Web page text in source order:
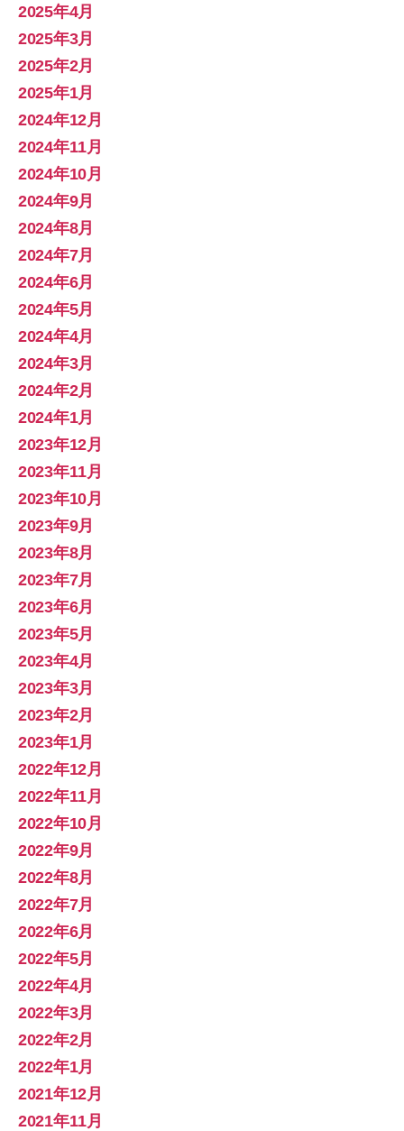
2025年4月
2025年3月
2025年2月
2025年1月
2024年12月
2024年11月
2024年10月
2024年9月
2024年8月
2024年7月
2024年6月
2024年5月
2024年4月
2024年3月
2024年2月
2024年1月
2023年12月
2023年11月
2023年10月
2023年9月
2023年8月
2023年7月
2023年6月
2023年5月
2023年4月
2023年3月
2023年2月
2023年1月
2022年12月
2022年11月
2022年10月
2022年9月
2022年8月
2022年7月
2022年6月
2022年5月
2022年4月
2022年3月
2022年2月
2022年1月
2021年12月
2021年11月